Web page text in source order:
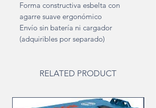
Forma constructiva esbelta con
agarre suave ergonómico
Envío sin batería ni cargador
(adquiribles por separado)
RELATED PRODUCT